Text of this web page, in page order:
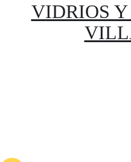
VIDRIOS